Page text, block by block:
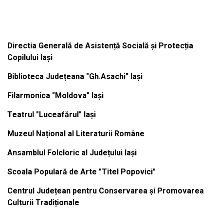
Directia Generală de Asistență Socială și Protecția
Copilului Iași
Biblioteca Județeana "Gh.Asachi" Iași
Filarmonica "Moldova" Iași
Teatrul "Luceafărul" Iași
Muzeul Național al Literaturii Române
Ansamblul Folcloric al Județului Iași
Scoala Populară de Arte "Titel Popovici"
Centrul Județean pentru Conservarea și Promovarea
Culturii Tradiționale